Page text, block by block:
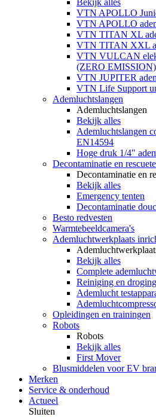
Bekijk alles
VTN APOLLO
VTN APOLLO
VTN TITAN XL
VTN TITAN XXL
VTN VULCAN
(ZERO EMISSION)
VTN JUPITER
VTN Life Support
Ademluchtslangen
Ademluchtslangen
Bekijk alles
Ademluchtslangen
EN14594
Hoge druk 1/4"
Decontaminatie en
Decontaminatie en
Bekijk alles
Emergency tenten
Decontaminatie
Besto redvesten
Warmtebeeldcamera's
Ademluchtwerkplaats
Bekijk alles
Complete
Reiniging en droging
Ademlucht
Opleidingen en trainingen
Robots
Robots
Bekijk alles
First Mover
Blusmiddelen voor EV
Merken
Service & onderhoud
Actueel
Sluiten